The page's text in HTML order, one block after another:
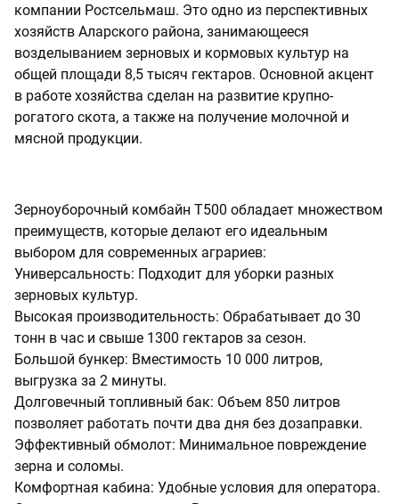
компании Ростсельмаш. Это одно из перспективных
хозяйств Аларского района, занимающееся
возделыванием зерновых и кормовых культур на
общей площади 8,5 тысяч гектаров. Основной акцент
в работе хозяйства сделан на развитие крупно-
рогатого скота, а также на получение молочной и
мясной продукции.
Зерноуборочный комбайн Т500 обладает множеством
преимуществ, которые делают его идеальным
выбором для современных аграриев:
Универсальность: Подходит для уборки разных
зерновых культур.
Высокая производительность: Обрабатывает до 30
тонн в час и свыше 1300 гектаров за сезон.
Большой бункер: Вместимость 10 000 литров,
выгрузка за 2 минуты.
Долговечный топливный бак: Объем 850 литров
позволяет работать почти два дня без дозаправки.
Эффективный обмолот: Минимальное повреждение
зерна и соломы.
Комфортная кабина: Удобные условия для оператора.